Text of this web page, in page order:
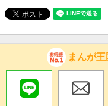
まんが